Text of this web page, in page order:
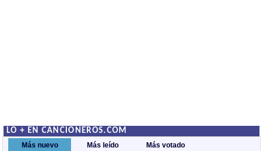
LO + EN CANCIONEROS.COM
Más nuevo Más leído Más votado